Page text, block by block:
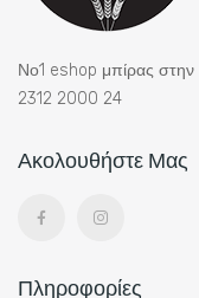
Νο1 eshop μπίρας
2312 2000 24
Ακολουθήστε Μας
Πληροφορίες